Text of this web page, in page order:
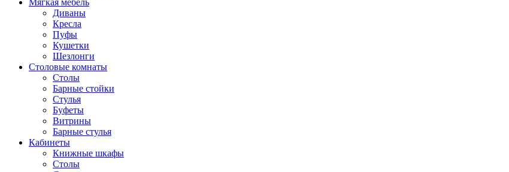
Мягкая мебель
Диваны
Кресла
Пуфы
Кушетки
Шезлонги
Столовые комнаты
Столы
Барные стойки
Стулья
Буфеты
Витрины
Барные стулья
Кабинеты
Книжные шкафы
Cтолы